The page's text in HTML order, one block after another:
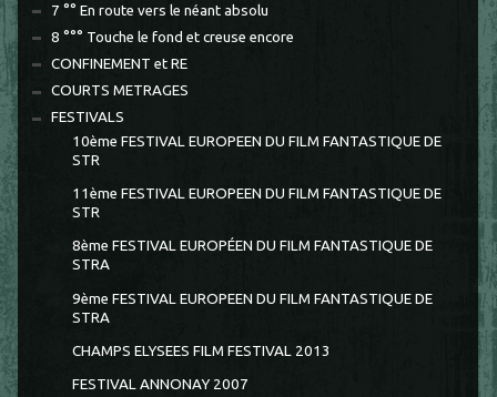
7 °° En route vers le néant absolu
8 °°° Touche le fond et creuse encore
CONFINEMENT et RE
COURTS METRAGES
FESTIVALS
10ème FESTIVAL EUROPEEN DU FILM FANTASTIQUE DE
STR
11ème FESTIVAL EUROPEEN DU FILM FANTASTIQUE DE
STR
8ème FESTIVAL EUROPÉEN DU FILM FANTASTIQUE DE
STRA
9ème FESTIVAL EUROPEEN DU FILM FANTASTIQUE DE
STRA
CHAMPS ELYSEES FILM FESTIVAL 2013
FESTIVAL ANNONAY 2007